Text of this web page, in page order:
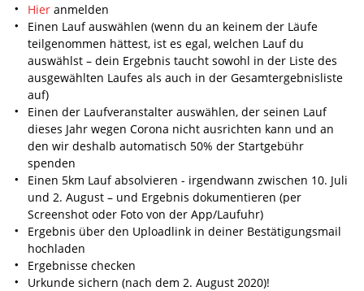
Hieranmelden
Einen Lauf auswählen (wenn du an keinem der Läufe
teilgenommen hättest, ist es egal, welchen Lauf du
auswählst – dein Ergebnis taucht sowohl in der Liste des
ausgewählten Laufes als auch in der Gesamtergebnisliste
auf)
Einen der Laufveranstalter auswählen, der seinen Lauf
dieses Jahr wegen Corona nicht ausrichten kann und an
den wir deshalb automatisch 50% der Startgebühr
spenden
Einen 5km Lauf absolvieren - irgendwann zwischen 10. Juli
und 2. August – und Ergebnis dokumentieren (per
Screenshot oder Foto von der App/Laufuhr)
Ergebnis über den Uploadlink in deiner Bestätigungsmail
hochladen
Ergebnisse checken
Urkunde sichern (nach dem 2. August 2020)!